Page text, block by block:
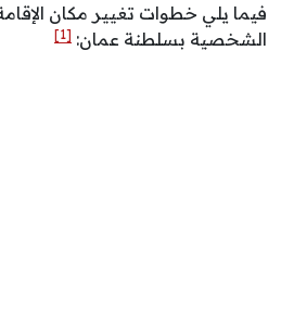
فيما يلي خطوات تغيير مكان
الشخصية بسلطنة عمان: [1]